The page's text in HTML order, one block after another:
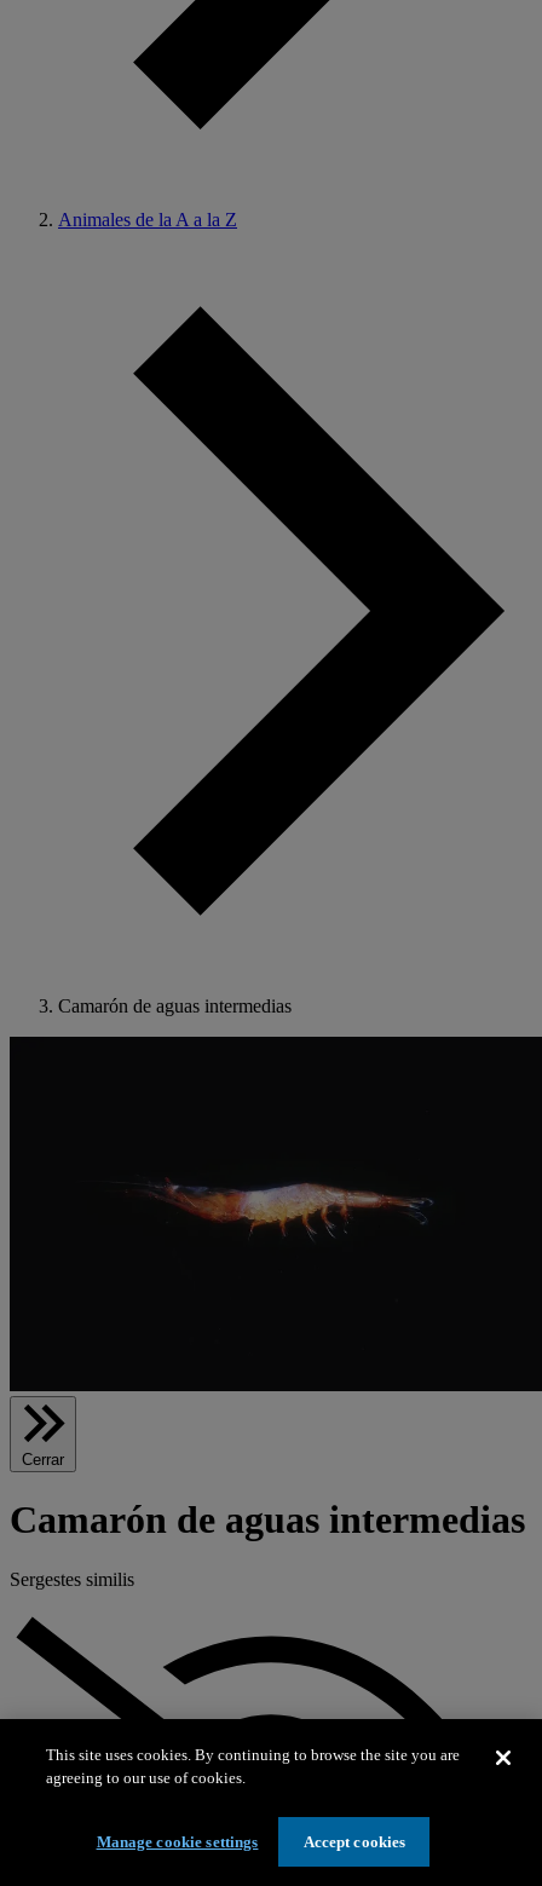
Animales de la A a la Z
Camarón de aguas intermedias
Cerrar
Camarón de aguas intermedias
Sergestes similis
This site uses cookies. By continuing to browse the site you are
agreeing to our use of cookies.
Manage cookie settings Accept cookies